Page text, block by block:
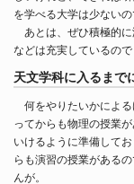
を学べる大学は少ないの
あとは、ぜひ積極的
などは充実しているの
天文学科に入るまで
何をやりたいかによ
ってからも物理の授業
いけるように準備して
らも演習の授業がある
んが。